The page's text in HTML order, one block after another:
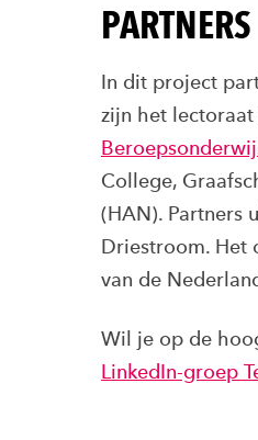
PARTNERS
In dit project
zijn het
College,
(HAN). Partners
Driestroom. Het
van de
Wil je op de
LinkedIn-groep